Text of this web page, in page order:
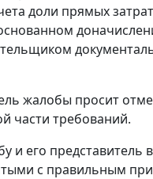
доли прямых
жалобы просит
части требований.
и его представитель
с правильным